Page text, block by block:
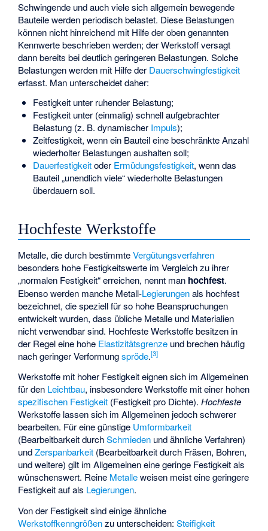
Schwingende und auch viele sich allgemein bewegende
Bauteile werden periodisch belastet. Diese Belastungen
können nicht hinreichend mit Hilfe der oben genannten
Kennwerte beschrieben werden; der Werkstoff versagt
dann bereits bei deutlich geringeren Belastungen. Solche
Belastungen werden mit Hilfe der Dauerschwingfestigkeit
erfasst. Man unterscheidet daher:
Festigkeit unter ruhender Belastung;
Festigkeit unter (einmalig) schnell aufgebrachter
Belastung (z. B. dynamischer Impuls);
Zeitfestigkeit, wenn ein Bauteil eine beschränkte Anzahl
wiederholter Belastungen aushalten soll;
Dauerfestigkeitoder Ermüdungsfestigkeit, wenn das
Bauteil „unendlich viele“ wiederholte Belastungen
überdauern soll.
Hochfeste Werkstoffe
Metalle, die durch bestimmteVergütungsverfahren
besonders hohe Festigkeitswerte im Vergleich zu ihrer
„normalen Festigkeit“ erreichen, nennt man hochfest.
Ebenso werden manche Metall-Legierungenals hochfest
bezeichnet, die speziell für so hohe Beanspruchungen
entwickelt wurden, dass übliche Metalle und Materialien
nicht verwendbar sind. Hochfeste Werkstoffe besitzen in
der Regel eine hohe Elastizitätsgrenze und brechen häufig
nach geringer Verformungspröde.[3]
Werkstoffe mit hoher Festigkeit eignen sich im Allgemeinen
für den Leichtbau, insbesondere Werkstoffe mit einer hohen
spezifischen Festigkeit (Festigkeit pro Dichte).Hochfeste
Werkstoffe lassen sich im Allgemeinen jedoch schwerer
bearbeiten. Für eine günstige Umformbarkeit
(Bearbeitbarkeit durchSchmieden und ähnliche Verfahren)
undZerspanbarkeit (Bearbeitbarkeit durch Fräsen, Bohren,
und weitere) gilt im Allgemeinen eine geringe Festigkeit als
wünschenswert. Reine Metalleweisen meist eine geringere
Festigkeit auf als Legierungen.
Von der Festigkeit sind einige ähnliche
Werkstoffkenngrößenzu unterscheiden:Steifigkeit